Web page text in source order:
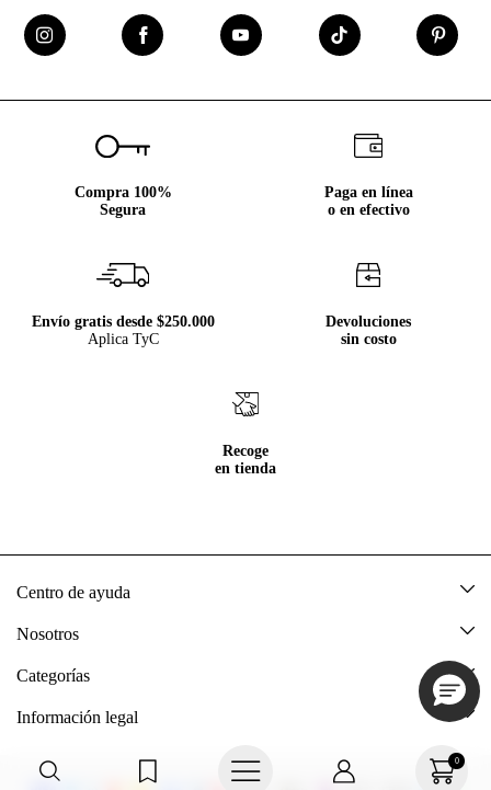
0
Compra 100%
Segura
Paga en línea
o en efectivo
Envío gratis desde $250.000
Aplica TyC
Devoluciones
sin costo
Recoge
en tienda
Centro de ayuda
Mis pedidos
Cómo comprar
Nosotros
Acerca de Tennis
Tns Friends
Categorías
Nuevo
Hombre
Información legal